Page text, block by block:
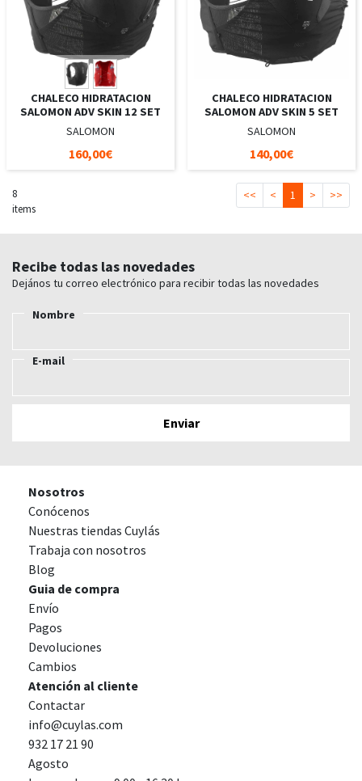
CHALECO HIDRATACION
SALOMON ADV SKIN 12 SET
SALOMON
160,00€
CHALECO HIDRATACION
SALOMON ADV SKIN 5 SET
SALOMON
140,00€
8
items
<< < 1 > >>
Recibe todas las novedades
Dejános tu correo electrónico para recibir todas las novedades
Nombre
E-mail
Nosotros
Conócenos
Nuestras tiendas Cuylás
Trabaja con nosotros
Blog
Guia de compra
Envío
Pagos
Devoluciones
Cambios
Atención al cliente
Contactar
info@cuylas.com
932 17 21 90
Agosto